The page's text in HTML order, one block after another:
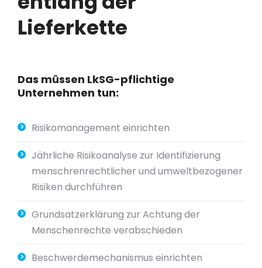
Lieferkette
Das müssen LkSG-pflichtige
Unternehmen tun:
Risikomanagement einrichten
Jährliche Risikoanalyse zur Identifizierung
menschrenrechtlicher und umweltbezogener
Risiken durchführen
Grundsatzerklärung zur Achtung der
Menschenrechte verabschieden
Beschwerdemechanismus einrichten